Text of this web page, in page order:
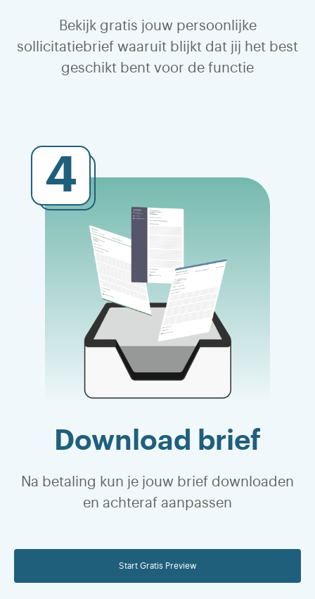
Bekijk gratis jouw persoonlijke
sollicitatiebrief waaruit blijkt dat jij het best
geschikt bent voor de functie
Download brief
Na betaling kun je jouw brief downloaden
en achteraf aanpassen
4
Start Gratis Preview